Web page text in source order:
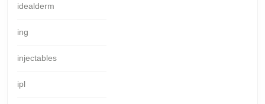
idealderm
ing
injectables
ipl